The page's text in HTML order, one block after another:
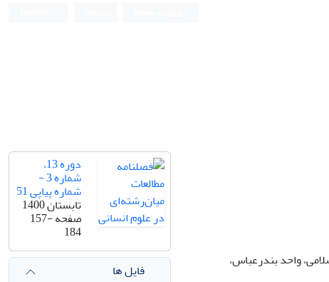
واحد بندرعباس،
دوره 13،
شماره 3 -
شماره پیاپی 51
تابستان 1400
صفحه157-
184
فایل ها